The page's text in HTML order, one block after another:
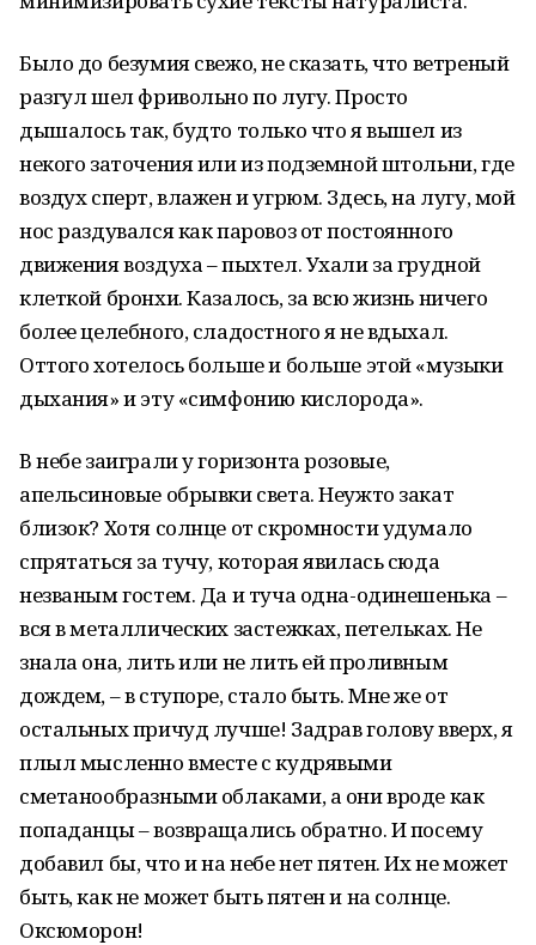
Было до безумия свежо, не сказать, что ветреный
разгул шел фривольно по лугу. Просто
дышалось так, будто только что я вышел из
некого заточения или из подземной штольни, где
воздух сперт, влажен и угрюм. Здесь, на лугу, мой
нос раздувался как паровоз от постоянного
движения воздуха – пыхтел. Ухали за грудной
клеткой бронхи. Казалось, за всю жизнь ничего
более целебного, сладостного я не вдыхал.
Оттого хотелось больше и больше этой «музыки
дыхания» и эту «симфонию кислорода».
В небе заиграли у горизонта розовые,
апельсиновые обрывки света. Неужто закат
близок? Хотя солнце от скромности удумало
спрятаться за тучу, которая явилась сюда
незваным гостем. Да и туча одна-одинешенька –
вся в металлических застежках, петельках. Не
знала она, лить или не лить ей проливным
дождем, – в ступоре, стало быть. Мне же от
остальных причуд лучше! Задрав голову вверх, я
плыл мысленно вместе с кудрявыми
сметанообразными облаками, а они вроде как
попаданцы – возвращались обратно. И посему
добавил бы, что и на небе нет пятен. Их не может
быть, как не может быть пятен и на солнце.
Оксюморон!